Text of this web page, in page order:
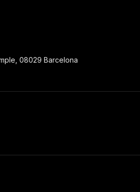
08029 Barcelona